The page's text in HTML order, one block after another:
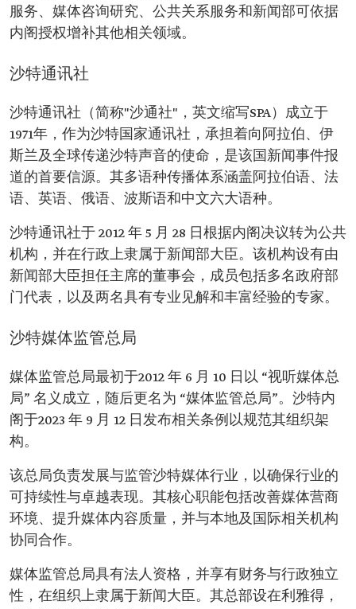
服务、媒体咨询研究、公共关系服务和新闻部可依据
内阁授权增补其他相关领域。
沙特通讯社
沙特通讯社（简称"沙通社"，英文缩写SPA）成立于
1971年，作为沙特国家通讯社，承担着向阿拉伯、伊
斯兰及全球传递沙特声音的使命，是该国新闻事件报
道的首要信源。其多语种传播体系涵盖阿拉伯语、法
语、英语、俄语、波斯语和中文六大语种。
沙特通讯社于 2012 年 5 月 28 日根据内阁决议转为公共
机构，并在行政上隶属于新闻部大臣。该机构设有由
新闻部大臣担任主席的董事会，成员包括多名政府部
门代表，以及两名具有专业见解和丰富经验的专家。
沙特媒体监管总局
媒体监管总局最初于2012 年 6 月 10 日以 “视听媒体总
局” 名义成立，随后更名为 “媒体监管总局”。沙特内
阁于2023 年 9 月 12 日发布相关条例以规范其组织架
构。
该总局负责发展与监管沙特媒体行业，以确保行业的
可持续性与卓越表现。其核心职能包括改善媒体营商
环境、提升媒体内容质量，并与本地及国际相关机构
协同合作。
媒体监管总局具有法人资格，并享有财务与行政独立
性，在组织上隶属于新闻大臣。其总部设在利雅得，